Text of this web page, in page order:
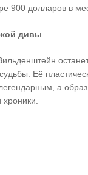
900 долларов в
дивы
Её
а
хроники.